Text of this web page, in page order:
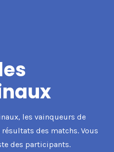
les vainqueurs de
des matchs. Vous
des participants.